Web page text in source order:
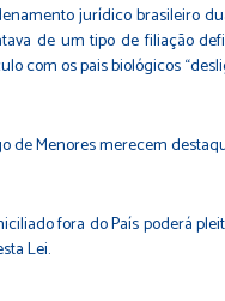
jurídico brasileiro
de um tipo de filiação
com os pais biológicos
de Menores merecem
fora do País poderá
Lei.